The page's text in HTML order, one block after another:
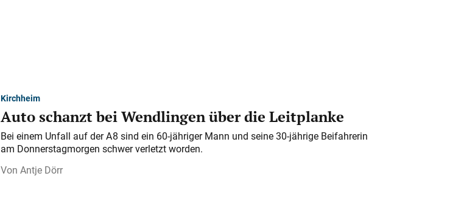
Kirchheim
Auto schanzt bei Wendlingen über die Leitplanke
Bei einem Unfall auf der A 8 sind ein 60-jähriger Mann und seine 30-jährige Beifahrerin
am Donnerstagmorgen schwer verletzt worden.
Antje Dörr